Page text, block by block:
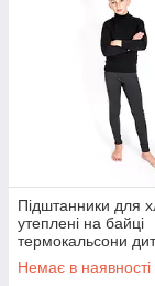
Підштанники для
утеплені на байці
термокальсони
підлітків 14-15
кольору
Немає в наявності